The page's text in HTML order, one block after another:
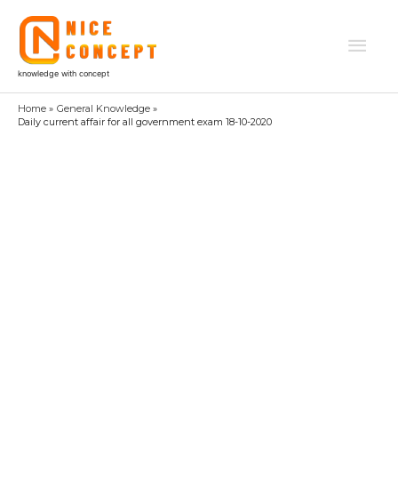
content
knowledge with concept
Home
General Knowledge
Daily current affair for all government exam 18-10-2020